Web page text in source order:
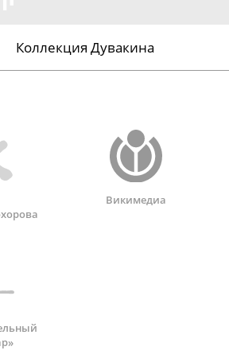
Коллекция Дувакина
Викимедиа